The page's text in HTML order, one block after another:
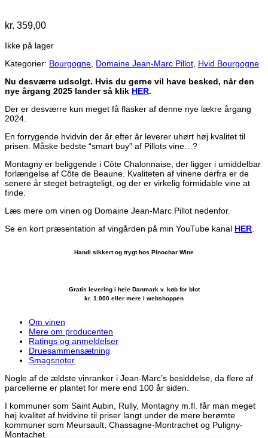
kr. 359,00
Ikke på lager
Kategorier: Bourgogne Domaine Jean-Marc Pillot Hvid Bourgogne
Nu desværre udsolgt. Hvis du gerne vil have besked, når den
nye årgang 2025 lander så klik HER.
Der er desværre kun meget få flasker af denne nye lækre årgang
2024.
En forrygende hvidvin der år efter år leverer uhørt høj kvalitet til
prisen. Måske bedste “smart buy” af Pillots vine…?
Montagny er beliggende i Côte Chalonnaise, der ligger i umiddelbar
forlængelse af Côte de Beaune. Kvaliteten af vinene derfra er de
senere år steget betragteligt, og der er virkelig formidable vine at
finde.
Læs mere om vinen og Domaine Jean-Marc Pillot nedenfor.
Se en kort præsentation af vingården på min YouTube kanal HER
Handl sikkert og trygt hos Pinochar Wine
Gratis levering i hele Danmark v. køb for blot
kr. 1.000 eller mere i webshoppen
Om vinen
Mere om producenten
Ratings og anmeldelser
Druesammensætning
Smagsnoter
Nogle af de ældste vinranker i Jean-Marc’s besiddelse, da flere af
parcellerne er plantet for mere end 100 år siden.
I kommuner som Saint Aubin, Rully, Montagny m.fl. får man meget
høj kvalitet af hvidvine til priser langt under de mere berømte
kommuner som Meursault, Chassagne-Montrachet og Puligny-
Montachet.